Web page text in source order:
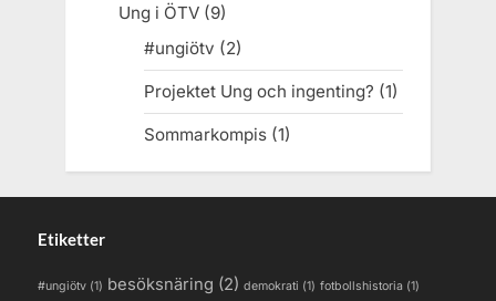
Ung i ÖTV(9)
#ungiötv (2)
Projektet Ung och ingenting? (1)
Sommarkompis(1)
Etiketter
#ungiötv (1) besöksnäring (2) demokrati (1) fotbollshistoria (1)